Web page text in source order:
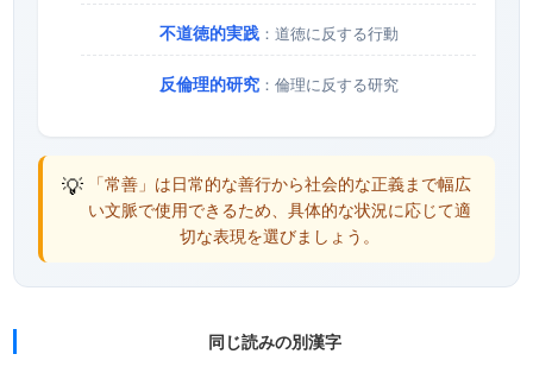
不道徳的実践：道徳に反する行動
反倫理的研究：倫理に反する研究
💡 「常善」は日常的な善行から社会的な正義まで幅広
い文脈で使用できるため、具体的な状況に応じて適
切な表現を選びましょう。
同じ読みの別漢字